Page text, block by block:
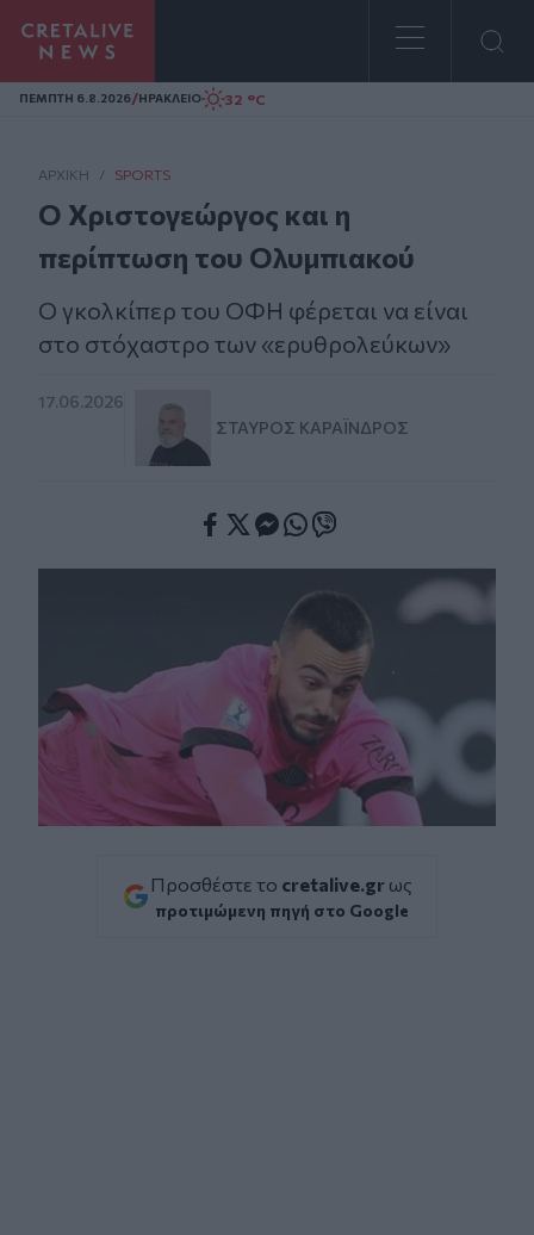
Homepage
ΠΕΜΠΤΗ 6.8.2026/ΗΡΑΚΛΕΙΟ 32 °C
ΑΡΧΙΚΗ / SPORTS
Ο Χριστογεώργος και η
περίπτωση του Ολυμπιακού
Ο γκολκίπερ του ΟΦΗ φέρεται να είναι
στο στόχαστρο των «ερυθρολεύκων»
17.06.2026
ΣΤΑΎΡΟΣ ΚΑΡΑΪ́ΝΔΡΟΣ
Προσθέστε το cretalive.gr ως
προτιμώμενη πηγή στο Google